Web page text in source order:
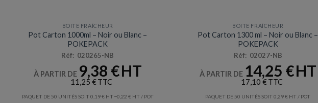
BOITE FRAÎCHEUR
Pot Carton 1000ml – Noir ou Blanc –
POKEPACK
Réf: 020265-NB
À PARTIR DE 9,38 €
11,25€
PAQUET DE 50 UNITÉS SOIT 0,19€ –0,22 € / POT
BOITE FRAÎCHEUR
Pot Carton 1300 ml – Noir ou Blanc –
POKEPACK
Réf: 02027-NB
À PARTIR DE 14,25 €
17,10 €
PAQUET DE 50 UNITÉS SOIT 0,29€ / POT